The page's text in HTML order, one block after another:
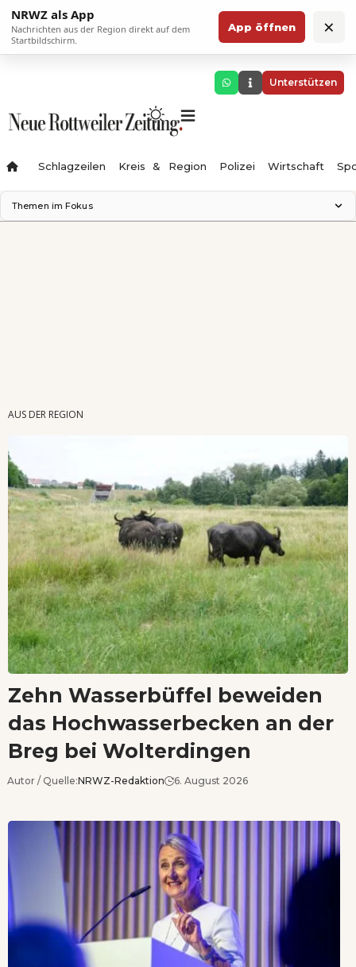
NRWZ als App
Nachrichten aus der Region direkt auf dem
Startbildschirm.
App öffnen ×
Unterstützen
Schlagzeilen Kreis & Region Polizei Wirtschaft
Themen im Fokus
AUS DER REGION
Zehn Wasserbüffel beweiden
das Hochwasserbecken an der
Breg bei Wolterdingen
Autor / Quelle:NRWZ-Redaktion 6. August 2026